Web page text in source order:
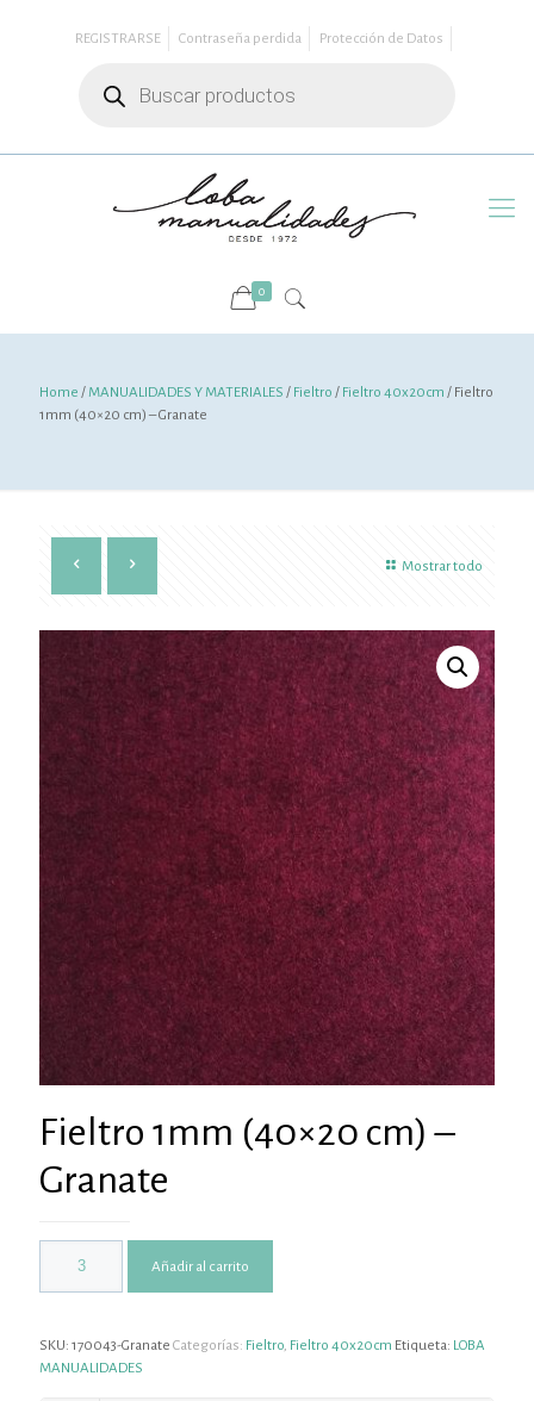
REGISTRARSE Contraseña perdida
Protección de Datos
productos
0
Home /MANUALIDADES Y MATERIALES / Fieltro / Fieltro 40x20cm / Fieltro
1mm (40×20 cm) – Granate
Mostrar todo
Fieltro 1mm (40×20 cm) –
Granate
Añadir al carrito
SKU: 170043-Granate Categorías: Fieltro, Fieltro 40x20cm Etiqueta: LOBA
MANUALIDADES